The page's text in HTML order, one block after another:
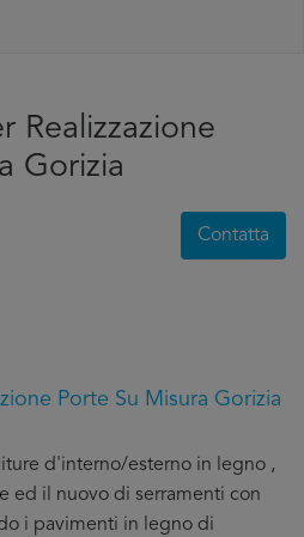
Realizzazione
Gorizia
Porte Su Misura Gorizia
d'interno/esterno in legno ,
ed il nuovo di serramenti con
i pavimenti in legno di
Contatta